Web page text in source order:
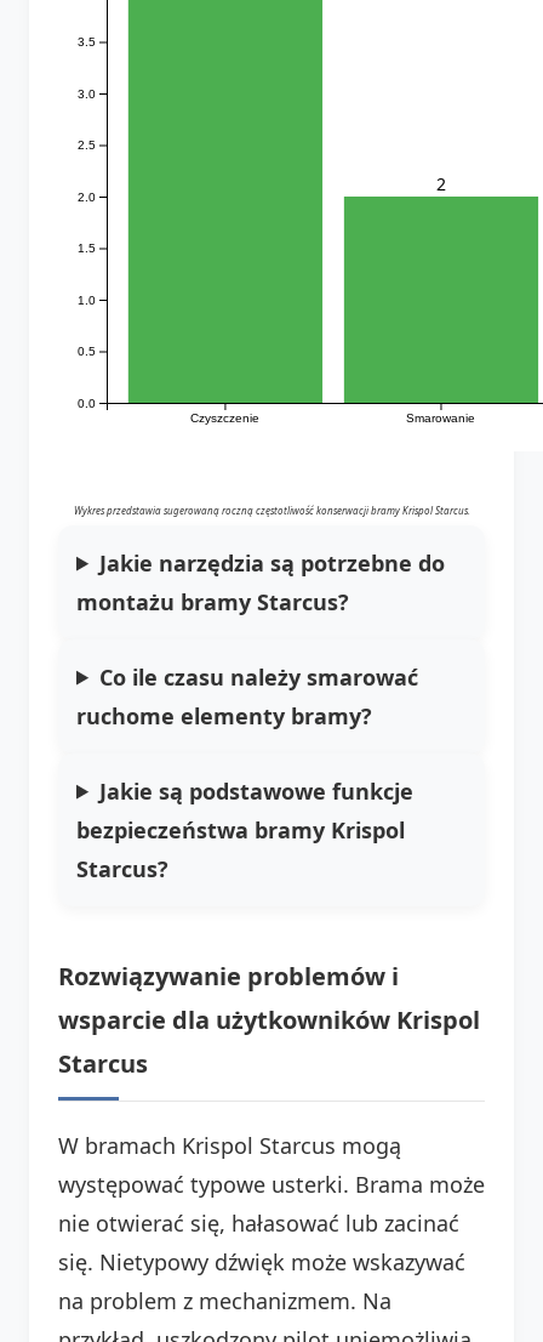
Czyszczenie Smarowanie
0.0
0.5
1.0
1.5
2.0
2.5
3.0
3.5
2
Wykres przedstawia sugerowaną roczną częstotliwość konserwacji bramy Krispol Starcus.
Jakie narzędzia są potrzebne do
montażu bramy Starcus?
Co ile czasu należy smarować
ruchome elementy bramy?
Jakie są podstawowe funkcje
bezpieczeństwa bramy Krispol
Starcus?
Rozwiązywanie problemów i
wsparcie dla użytkowników Krispol
Starcus
W bramach Krispol Starcus mogą
występować typowe usterki. Brama może
nie otwierać się, hałasować lub zacinać
się. Nietypowy dźwięk może wskazywać
na problem z mechanizmem. Na